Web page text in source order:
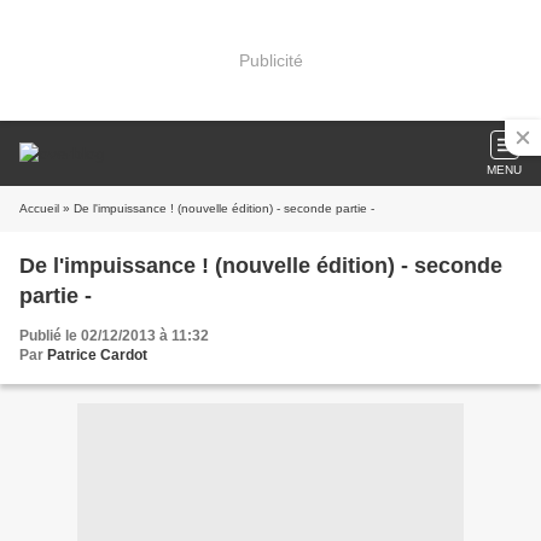
Publicité
MENU
Accueil » De l'impuissance ! (nouvelle édition) - seconde partie -
De l'impuissance ! (nouvelle édition) - seconde
partie -
Publié le 02/12/2013 à 11:32
Par Patrice Cardot